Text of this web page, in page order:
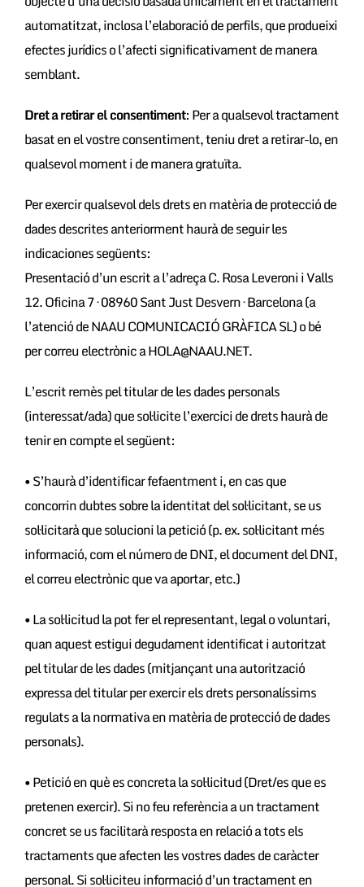
automatitzat, inclosa l’elaboració de perfils, que produeixi
efectes jurídics o l’afecti significativament de manera
semblant.
Dret a retirar el consentiment: Per a qualsevol tractament
basat en el vostre consentiment, teniu dret a retirar-lo, en
qualsevol moment i de manera gratuïta.
Per exercir qualsevol dels drets en matèria de protecció de
dades descrites anteriorment haurà de seguir les
indicaciones següents:
Presentació d’un escrit a l’adreça C. Rosa Leveroni i Valls
12. Oficina 7 · 08960 Sant Just Desvern · Barcelona (a
l’atenció de NAAU COMUNICACIÓ GRÀFICA SL) o bé
per correu electrònic a HOLA@NAAU.NET.
L’escrit remès pel titular de les dades personals
(interessat/ada) que sol·licite l’exercici de drets haurà de
tenir en compte el següent:
• S’haurà d’identificar fefaentment i, en cas que
concorrin dubtes sobre la identitat del sol·licitant, se us
sol·licitarà que solucioni la petició (p. ex. sol·licitant més
informació, com el número de DNI, el document del DNI,
el correu electrònic que va aportar, etc.)
• La sol·licitud la pot fer el representant, legal o voluntari,
quan aquest estigui degudament identificat i autoritzat
pel titular de les dades (mitjançant una autorització
expressa del titular per exercir els drets personalíssims
regulats a la normativa en matèria de protecció de dades
personals).
• Petició en què es concreta la sol·licitud (Dret/es que es
pretenen exercir). Si no feu referència a un tractament
concret se us facilitarà resposta en relació a tots els
tractaments que afecten les vostres dades de caràcter
personal. Si sol·liciteu informació d’un tractament en